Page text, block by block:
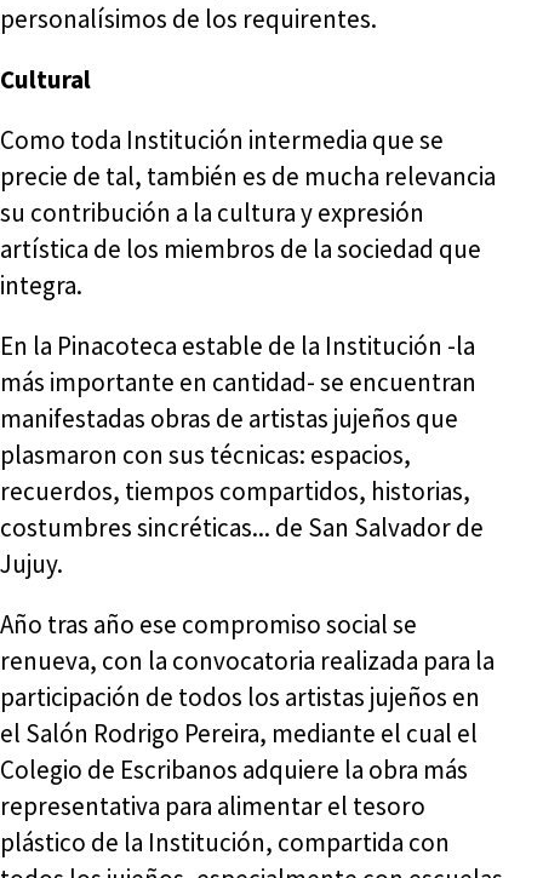
personalísimos de los requirentes.
Cultural
Como toda Institución intermedia que se
precie de tal, también es de mucha relevancia
su contribución a la cultura y expresión
artística de los miembros de la sociedad que
integra.
En la Pinacoteca estable de la Institución -la
más importante en cantidad- se encuentran
manifestadas obras de artistas jujeños que
plasmaron con sus técnicas: espacios,
recuerdos, tiempos compartidos, historias,
costumbres sincréticas... de San Salvador de
Jujuy.
Año tras año ese compromiso social se
renueva, con la convocatoria realizada para la
participación de todos los artistas jujeños en
el Salón Rodrigo Pereira, mediante el cual el
Colegio de Escribanos adquiere la obra más
representativa para alimentar el tesoro
plástico de la Institución, compartida con